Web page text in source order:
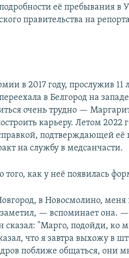
её пребывания в
правительства на
в 2017 году, прослужив 11
в Белгород на
очень трудно —
карьеру. Летом 2022
подтверждающей
на службу в медсанчасти.
как у неё появилась
в Новосмолино, меня
заметил, — вспоминает она.
"Марго, подойди, ко
что я завтра выхожу в
поближе общаться, они